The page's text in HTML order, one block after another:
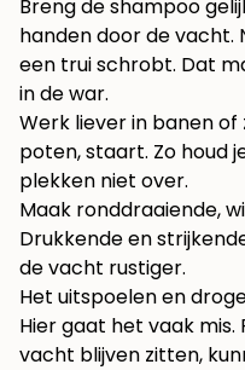
Breng de shampoo
handen door de vacht.
een trui schrobt. Dat
in de war.
Werk liever in banen of
poten, staart. Zo houd
plekken niet over.
Maak ronddraaiende,
Drukkende en
de vacht rustiger.
Het uitspoelen en
Hier gaat het vaak mis.
vacht blijven zitten,